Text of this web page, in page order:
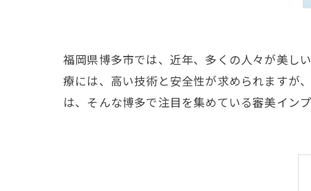
福岡県博多市では、近年、多くの人々が美し
療には、高い技術と安全性が求められますが
は、そんな博多で注目を集めている審美イン